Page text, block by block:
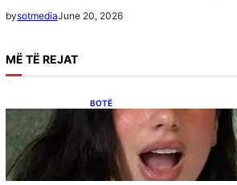
bysotmediaJune 20, 2026
MË TË REJAT
BOTË
Besnik Qaka rrëfen
Dua Lipës: “Një event
botërorë”